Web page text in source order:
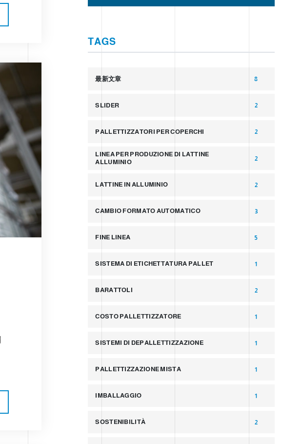
TAGS
最新文章 8
SLIDER 2
PALLETTIZZATORI PER COPERCHI 2
LINEA PER PRODUZIONE DI LATTINE
ALLUMINIO
2
LATTINE IN ALLUMINIO 2
CAMBIO FORMATO AUTOMATICO 3
FINE LINEA 5
SISTEMA DI ETICHETTATURA PALLET 1
BARATTOLI 2
COSTO PALLETTIZZATORE 1
SISTEMI DI DEPALLETTIZZAZIONE 1
PALLETTIZZAZIONE MISTA 1
IMBALLAGGIO 1
SOSTENIBILITÀ 2